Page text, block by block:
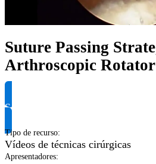
Suture Passing
Arthroscopic
Solicite informação do produto
Tipo de recurso:
Vídeos de técnicas cirúrgicas
Apresentadores: